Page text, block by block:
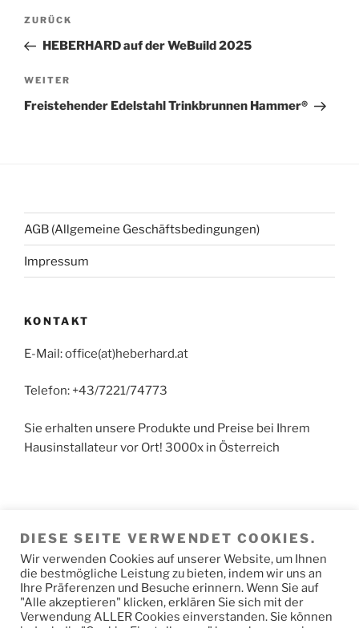
Beitragsnavigation
Vorheriger
Beitrag
ZURÜCK
HEBERHARD auf der WeBuild 2025
Nächster
Beitrag
WEITER
Freistehender Edelstahl Trinkbrunnen Hammer®
AGB (Allgemeine Geschäftsbedingungen)
Impressum
KONTAKT
E-Mail: office(at)heberhard.at
Telefon: +43/7221/74773
Sie erhalten unsere Produkte und Preise bei Ihrem
Hausinstallateur vor Ort! 3000x in Österreich
Versand der Fertigungs-Produkte erfolgt direkt von
den Produktionswerken. Paketwarenversand erfolgt
vom Speditions-Hochregal-Lager.
DIESE SEITE VERWENDET COOKIES.
Wir verwenden Cookies auf unserer Website, um Ihnen
die bestmögliche Leistung zu bieten, indem wir uns an
Ihre Präferenzen und Besuche erinnern. Wenn Sie auf
"Alle akzeptieren" klicken, erklären Sie sich mit der
Verwendung ALLER Cookies einverstanden. Sie können